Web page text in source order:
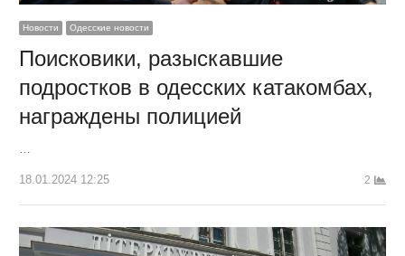
Новости Одесские новости
Поисковики, разыскавшие
подростков в одесских катакомбах,
награждены полицией
18.01.2024 12:25 2